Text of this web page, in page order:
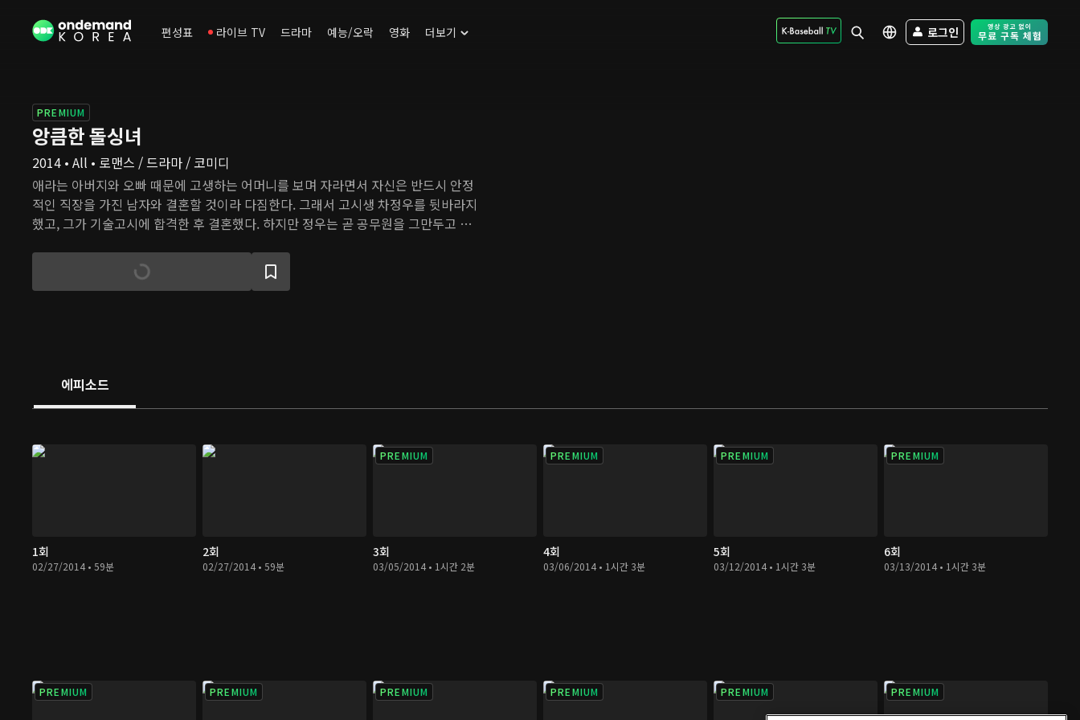
편성표 라이브 TV 드라마 예능/오락 영화 더보기 로그인 Free Trial -
PREMIUM
앙큼한 돌싱녀
2014 • All • 로맨스 / 드라마 / 코미디
애라는 아버지와 오빠 때문에 고생하는 어머니를 보며 자라면서 자신은 반드시 안정
적인 직장을 가진 남자와 결혼할 것이라 다짐한다. 그래서 고시생 차정우를 뒷바라지
했고, 그가 기술고시에 합격한 후 결혼했다. 하지만 정우는 곧 공무원을 그만두고 사
처 기업의 CEO가 되자, 애라는 정우에게 돌아가려 하지만 정우는 이를 거부한다. 정
우의 냉랭한 태도에 화가 난 애라는 정우의 회사에 들어가 직접 복수하려 한다.
에피소드
1회
02/27/2014 • 59분
2회
02/27/2014 • 59분
PREMIUM
3회
03/05/2014 • 1시간 2분
PREMIUM
4회
03/06/2014 • 1시간 3분
PREMIUM
5회
03/12/2014 • 1시간 3분
PREMIUM
6회
03/13/2014 • 1시간 3분
PREMIUM PREMIUM PREMIUM PREMIUM PREMIUM PREMIUM